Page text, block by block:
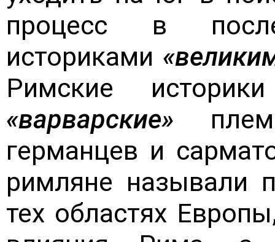
процесс в
историками
Римские
«варварские»
германцев и
римляне называли
тех областях